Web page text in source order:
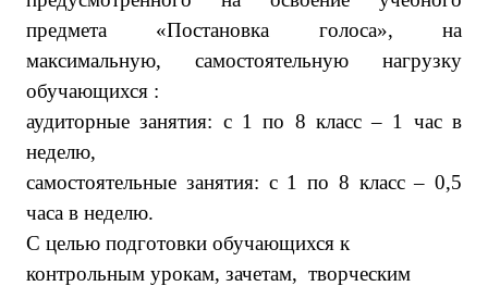
предмета «Постановка голоса», на
максимальную, самостоятельную нагрузку
обучающихся :
аудиторные занятия: с 1 по 8 класс – 1 час в
неделю,
самостоятельные занятия: с 1 по 8 класс – 0,5
часа в неделю.
С целью подготовки обучающихся к
контрольным урокам, зачетам, творческим